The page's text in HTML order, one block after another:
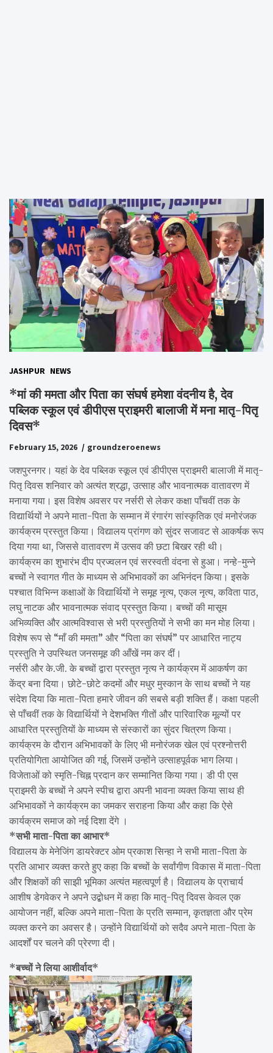
JASHPUR NEWS
*मां की ममता और पिता का संघर्ष हमेशा वंदनीय है, देव
पब्लिक स्कूल एवं डीपीएस प्राइमरी बालाजी में मना मातृ-पितृ
दिवस*
February 15, 2026 groundzeroenews
जशपुरनगर। यहां के देव पब्लिक स्कूल एवं डीपीएस प्राइमरी बालाजी में मातृ-
पितृ दिवस शनिवार को अत्यंत श्रद्धा, उत्साह और भावनात्मक वातावरण में
मनाया गया। इस विशेष अवसर पर नर्सरी से लेकर कक्षा पाँचवीं तक के
विद्यार्थियों ने अपने माता-पिता के सम्मान में रंगारंग सांस्कृतिक एवं मनोरंजक
कार्यक्रम प्रस्तुत किया। विद्यालय प्रांगण को सुंदर सजावट से आकर्षक रूप
दिया गया था, जिससे वातावरण में उत्सव की छटा बिखर रही थी।
कार्यक्रम का शुभारंभ दीप प्रज्वलन एवं सरस्वती वंदना से हुआ। नन्हे-मुन्ने
बच्चों ने स्वागत गीत के माध्यम से अभिभावकों का अभिनंदन किया। इसके
पश्चात विभिन्न कक्षाओं के विद्यार्थियों ने समूह नृत्य, एकल नृत्य, कविता पाठ,
लघु नाटक और भावनात्मक संवाद प्रस्तुत किया। बच्चों की मासूम
अभिव्यक्ति और आत्मविश्वास से भरी प्रस्तुतियों ने सभी का मन मोह लिया।
विशेष रूप से “माँ की ममता” और “पिता का संघर्ष” पर आधारित नाट्य
प्रस्तुति ने उपस्थित जनसमूह की आँखें नम कर दीं।
नर्सरी और के.जी. के बच्चों द्वारा प्रस्तुत नृत्य ने कार्यक्रम में आकर्षण का
केंद्र बना दिया। छोटे-छोटे कदमों और मधुर मुस्कान के साथ बच्चों ने यह
संदेश दिया कि माता-पिता हमारे जीवन की सबसे बड़ी शक्ति हैं। कक्षा पहली
से पाँचवीं तक के विद्यार्थियों ने देशभक्ति गीतों और पारिवारिक मूल्यों पर
आधारित प्रस्तुतियों के माध्यम से संस्कारों का सुंदर चित्रण किया।
कार्यक्रम के दौरान अभिभावकों के लिए भी मनोरंजक खेल एवं प्रश्नोत्तरी
प्रतियोगिता आयोजित की गई, जिसमें उन्होंने उत्साहपूर्वक भाग लिया।
विजेताओं को स्मृति-चिह्न प्रदान कर सम्मानित किया गया। डी पी एस
प्राइमरी के बच्चों ने अपने स्पीच द्वारा अपनी भावना व्यक्त किया साथ ही
अभिभावकों ने कार्यक्रम का जमकर सराहना किया और कहा कि ऐसे
कार्यक्रम समाज को नई दिशा देंगे ।
*सभी माता-पिता का आभार*
विद्यालय के मेनेजिंग डायरेक्टर ओम प्रकाश सिन्हा ने सभी माता-पिता के
प्रति आभार व्यक्त करते हुए कहा कि बच्चों के सर्वांगीण विकास में माता-पिता
और शिक्षकों की साझी भूमिका अत्यंत महत्वपूर्ण है। विद्यालय के प्राचार्य
आशीष डेगवेकर ने अपने उद्बोधन में कहा कि मातृ-पितृ दिवस केवल एक
आयोजन नहीं, बल्कि अपने माता-पिता के प्रति सम्मान, कृतज्ञता और प्रेम
व्यक्त करने का अवसर है। उन्होंने विद्यार्थियों को सदैव अपने माता-पिता के
आदर्शों पर चलने की प्रेरणा दी।
*बच्चों ने लिया आशीर्वाद*